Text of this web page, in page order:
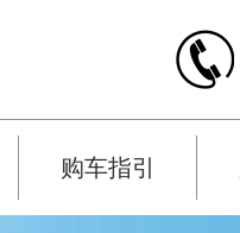
购车指引